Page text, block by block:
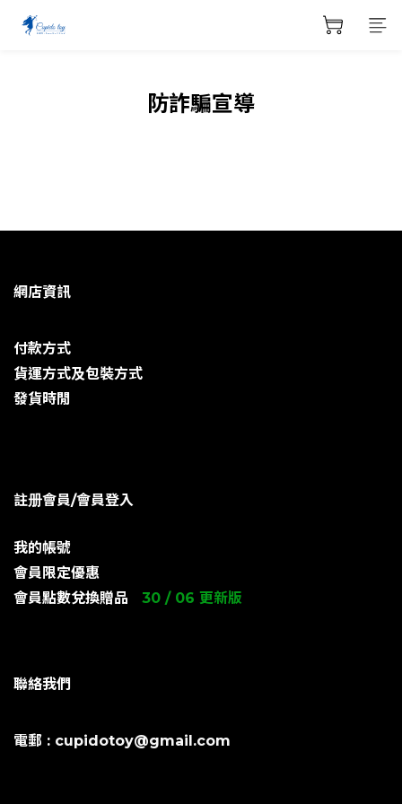
防詐騙宣導
網店資訊
付款方式
貨運方式及包裝方式
發貨時閒
註册會員/會員登入
我的帳號
會員限定優惠
會員點數兌換贈品
30 / 06 更新版
聯絡我們
電郵 : cupidotoy@gmail.com